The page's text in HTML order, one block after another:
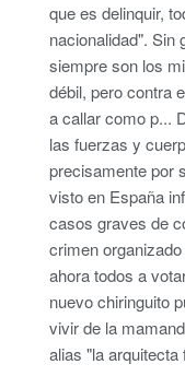
que es delinquir,
nacionalidad". Sin
siempre son los
débil, pero contra
a callar como p...
las fuerzas y
precisamente por
visto en España
casos graves de
crimen
ahora todos a
nuevo chiringuito
vivir de la
alias "la arquitecta